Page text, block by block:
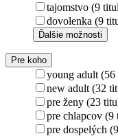
tajomstvo (9
dovolenka (9
Ďalšie možnosti
Pre koho
young adult
new adult (32
pre ženy (23
pre chlapcov (9
pre dospelých